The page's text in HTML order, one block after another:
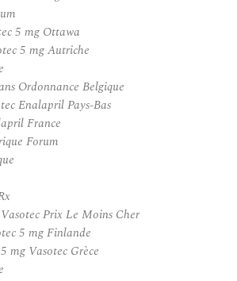
5 mg Ottawa
5 mg Autriche
Ordonnance Belgique
Enalapril Pays-Bas
France
Forum
Prix Le Moins Cher
5 mg Finlande
mg Vasotec Grèce